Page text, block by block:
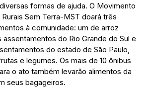
formas de ajuda. O Movimento
Sem Terra-MST doará três
à comunidade: um de arroz
do Rio Grande do Sul e
do estado de São Paulo,
e legumes. Os mais de 10 ônibus
o ato também levarão alimentos da
seus bagageiros.